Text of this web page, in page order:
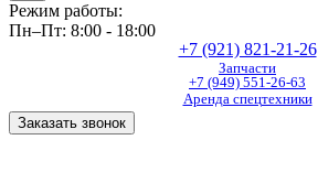
Режим работы:
Пн–Пт: 8:00 - 18:00
+7 (921) 821-21-26
Запчасти
+7 (949) 551-26-63
Аренда спецтехники
Заказать звонок